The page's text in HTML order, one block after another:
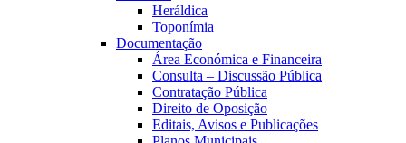
Heráldica
Toponímia
Documentação
Área Económica e Financeira
Consulta – Discussão Pública
Contratação Pública
Direito de Oposição
Editais, Avisos e Publicações